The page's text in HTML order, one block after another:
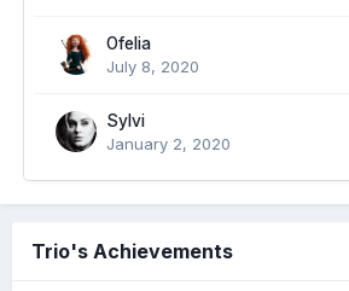
Ofelia
July 8, 2020
Sylvi
January 2, 2020
Trio's Achievements